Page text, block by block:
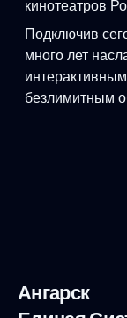
кинотеатров
Подключив
много лет
безлимитным
Ангарск